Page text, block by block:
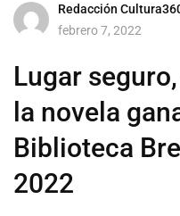
Redacción
febrero 7, 2022
Lugar
la novela
Biblioteca
2022